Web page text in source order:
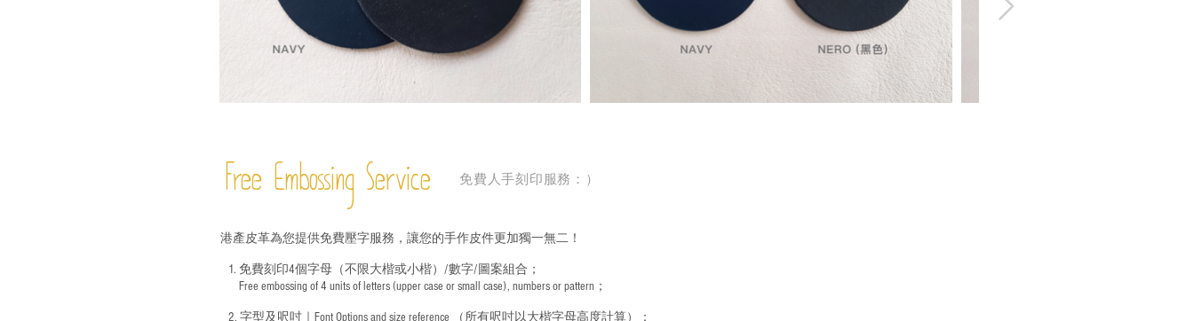
Free Embossing Service 免費人手刻印服務：）
港產皮革為您提供免費壓字服務，讓您的手作皮件更加獨一無二！
1. 免費刻印4個字母（不限大楷或小楷）/數字/圖案組合；
Free embossing of 4 units of letters (upper case or small case), numbers or pattern；
2. 字型及呎吋｜ Font Options and size reference
（所有呎吋以大楷字母高度計算）：